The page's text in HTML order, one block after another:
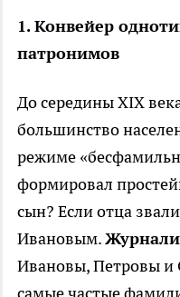
1. Конвейер
патронимов
До середины XIX
большинство
режиме
формировал
сын? Если отца
Ивановым.
Ивановы, Петровы и
самые частые